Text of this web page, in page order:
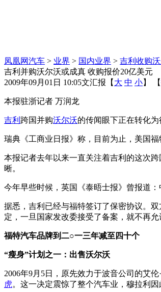
凤凰网汽车 > 业界 > 国内业界 > 吉利收购
吉利并购沃尔沃或成真 收购报价20亿美元
2009年09月01日 10:05文汇报 【 大 中 小】 【
本报驻浙记者 万润龙
吉利 跨国并购沃尔沃的传闻眼下正在转化
瑞典《工商业日报》称，目前为止，美国
本报记者去年以来一直关注着吉利的这次
晰。
今年早些时候，英国《泰晤士报》曾报道
据悉，吉利已经与福特签订了保密协议。
定，一旦国家发改委接受了备案，就不再
福特汽车品牌到二○一三年减至四十个
“瘦身”计划之一：出售沃尔沃
2006年9月5日，原先效力于波音公司的艾
虎。这一决定震惊了整个汽车业，穆拉利